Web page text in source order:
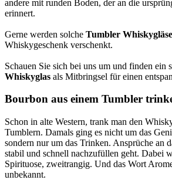
andere mit runden Boden, der an die
erinnert.
Gerne werden solche Tumbler
Whiskygeschenk verschenkt.
Schauen Sie sich bei uns um und finden ein
Whiskyglas als Mitbringsel für einen
Bourbon aus einem Tumbler
Schon in alte Western, trank man den
Tumblern. Damals ging es nicht um das
sondern nur um das Trinken. Ansprüche an
stabil und schnell nachzufüllen geht. Dabei
Spirituose, zweitrangig. Und das Wort
unbekannt.